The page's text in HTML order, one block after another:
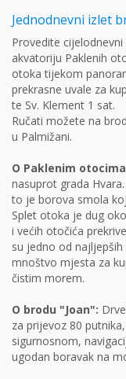
Jednodnevni izlet
Provedite
akvatoriju Paklenih
otoka tijekom
prekrasne uvale za
te Sv. Klement 1 sat.
Ručati možete na
u Palmižani.
O Paklenim
nasuprot grada
to je borova smola
Splet otoka je dug
i većih otočića
su jedno od
mnoštvo mjesta za
čistim morem.
O brodu "Joan":
za prijevoz 80
sigurnosnom,
ugodan boravak na